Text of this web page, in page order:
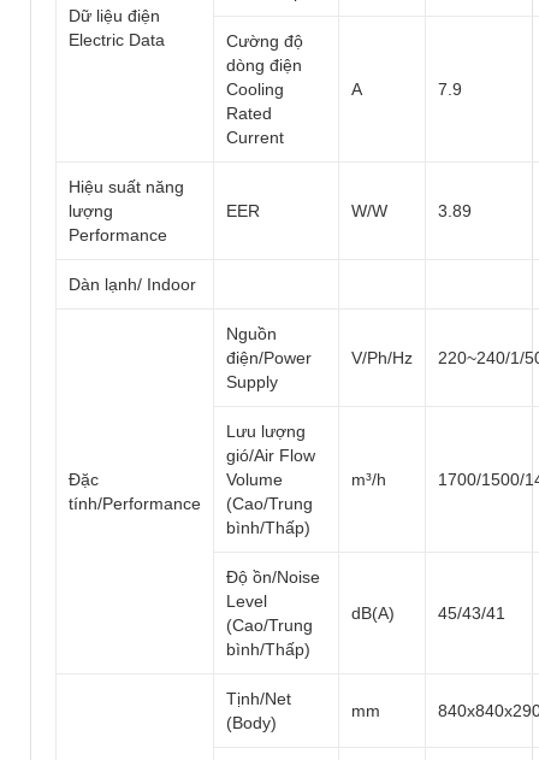
Dữ liệu điện
Electric Data
Cường độ
dòng điện
Cooling
Rated
Current
A 7.9
Hiệu suất năng
lượng
Performance
EER W/W 3.89
Dàn lạnh/ Indoor
Đặc
tính/Performance
Nguồn
điện/Power
Supply
V/Ph/Hz 220~240/1/
Lưu lượng
gió/Air Flow
Volume
(Cao/Trung
bình/Thấp)
m³/h 1700/1500/
Độ ồn/Noise
Level
(Cao/Trung
bình/Thấp)
dB(A) 45/43/41
Tịnh/Net
(Body)
mm